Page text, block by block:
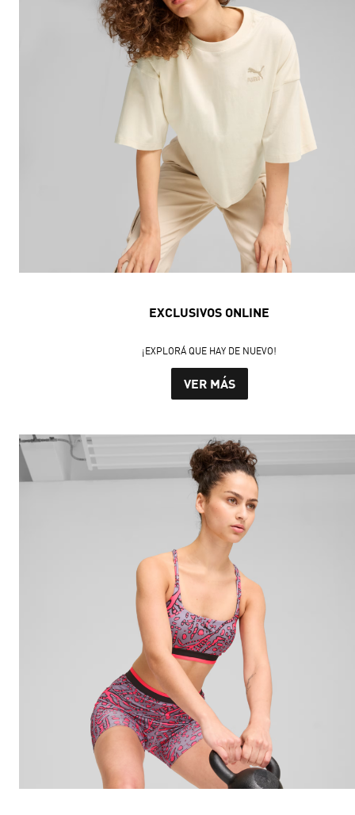
EXCLUSIVOS ONLINE
¡EXPLORÁ QUE HAY DE NUEVO!
VER MÁS